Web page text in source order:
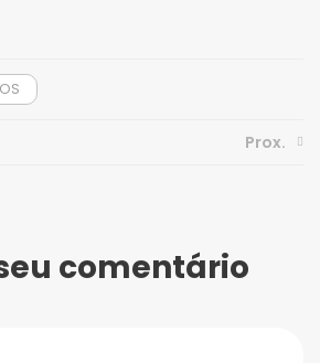
Prox.
comentário